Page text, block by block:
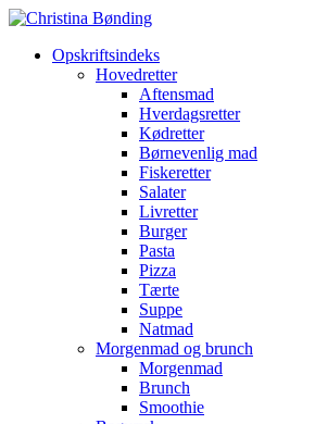
Opskriftsindeks
Hovedretter
Aftensmad
Hverdagsretter
Kødretter
Børnevenlig mad
Fiskeretter
Salater
Livretter
Burger
Pasta
Pizza
Tærte
Suppe
Natmad
Morgenmad og brunch
Morgenmad
Brunch
Smoothie